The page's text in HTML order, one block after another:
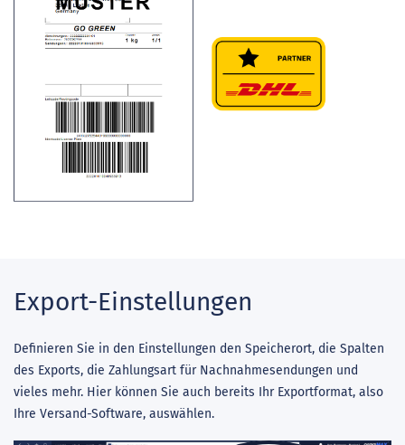
Export-Einstellungen
Definieren Sie in den Einstellungen den Speicherort, die Spalten
des Exports, die Zahlungsart für Nachnahmesendungen und
vieles mehr. Hier können Sie auch bereits Ihr Exportformat, also
Ihre Versand-Software, auswählen.